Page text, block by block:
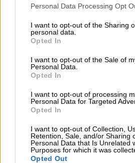
Personal Data Processing Opt
I want to opt-out of the Sharing
personal data.
Opted In
I want to opt-out of the Sale of
Personal Data.
Opted In
I want to opt-out of processing
Personal Data for Targeted
Opted In
I want to opt-out of Collection,
Retention, Sale, and/or Sharing
Personal Data that Is Unrelated
Purposes for which it was
Opted Out
hacerse un test de antígenos de Covid-19. Foto:
Los expertos aseguran
vacunados y
ya no necesitan la
completa que se están contagiando
respuesta más amplia posible
innecesaria la dosis de refuerzo
Sandra Muñiz